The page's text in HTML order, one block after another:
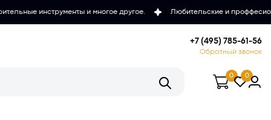
и многое другое. Любительские и проффесиональные
+7 (495) 785-61-56
Обратный звонок
0 0